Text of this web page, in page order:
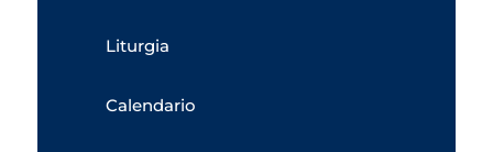
Liturgia
Calendario